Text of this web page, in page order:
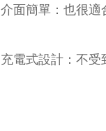
介面簡單：也很
充電式設計：不